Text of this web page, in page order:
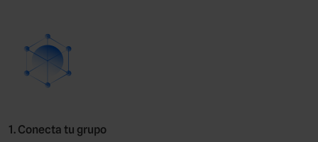
1. Conecta tu grupo